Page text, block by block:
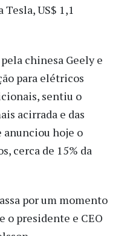
Tesla, US$ 1,1
chinesa Geely e
para elétricos
sentiu o
acirrada e das
anunciou hoje o
cerca de 15% da
por um momento
o presidente e CEO